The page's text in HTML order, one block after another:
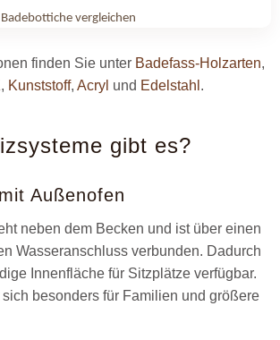
vergleichen
finden Sie unter Badefass-Holzarten,
, Kunststoff, Acryl und Edelstahl .
gibt es?
Außenofen
neben dem Becken und ist über einen
Wasseranschluss verbunden. Dadurch
Innenfläche für Sitzplätze verfügbar.
besonders für Familien und größere